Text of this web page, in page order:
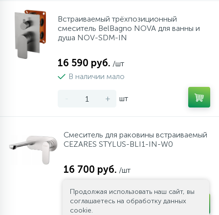
Встраиваемый трёхпозиционный
смеситель BelBagno NOVA для ванны и
душа NOV-SDM-IN
16 590 руб. /шт
В наличии мало
- + шт
Смеситель для раковины встраиваемый
CEZARES STYLUS-BLI1-IN-W0
16 700 руб. /шт
- + шт
Продолжая использовать наш сайт, вы
соглашаетесь на обработку данных
cookie.